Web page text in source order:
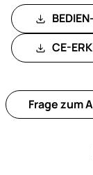
CE-
Frage zum